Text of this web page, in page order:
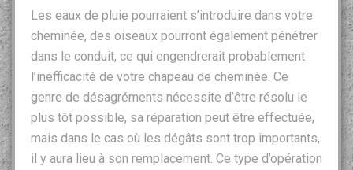
Les eaux de pluie pourraient s’introduire dans votre
cheminée, des oiseaux pourront également pénétrer
dans le conduit, ce qui engendrerait probablement
l’inefficacité de votre chapeau de cheminée. Ce
genre de désagréments nécessite d’être résolu le
plus tôt possible, sa réparation peut être effectuée,
mais dans le cas où les dégâts sont trop importants,
il y aura lieu à son remplacement. Ce type d’opération